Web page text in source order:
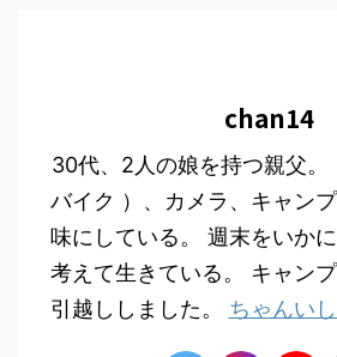
chan14
30代、2人の娘を持つ親父。
バイク ）、カメラ、キャン
味にしている。 週末をいか
考えて生きている。 キャン
引越ししました。 ちゃんい